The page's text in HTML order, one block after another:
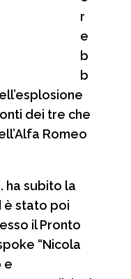
r
e
b
b
dei tre che
Romeo
ha subito la
è stato poi
il Pronto
“Nicola
e